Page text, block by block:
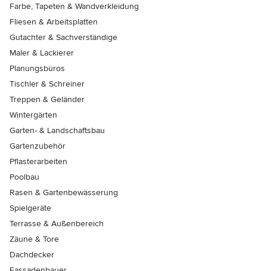
Farbe, Tapeten & Wandverkleidung
Fliesen & Arbeitsplatten
Gutachter & Sachverständige
Maler & Lackierer
Planungsbüros
Tischler & Schreiner
Treppen & Geländer
Wintergärten
Garten- & Landschaftsbau
Gartenzubehör
Pflasterarbeiten
Poolbau
Rasen & Gartenbewässerung
Spielgeräte
Terrasse & Außenbereich
Zäune & Tore
Dachdecker